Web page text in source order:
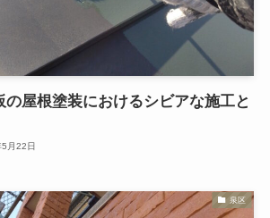
の屋根塗装におけるシビアな施工と
月22日
泉区